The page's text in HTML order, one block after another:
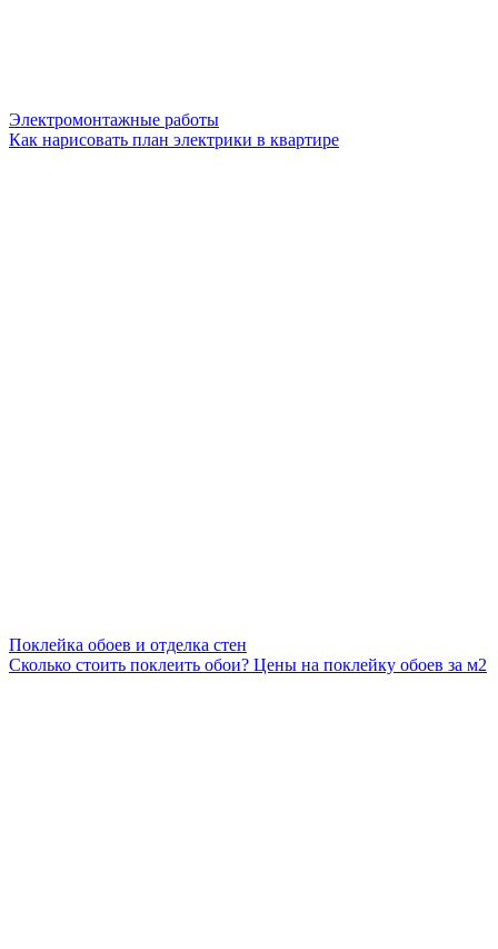
Электромонтажные работы
Как нарисовать план электрики в квартире
Поклейка обоев и отделка стен
Сколько стоить поклеить обои? Цены на поклейку обоев за м2